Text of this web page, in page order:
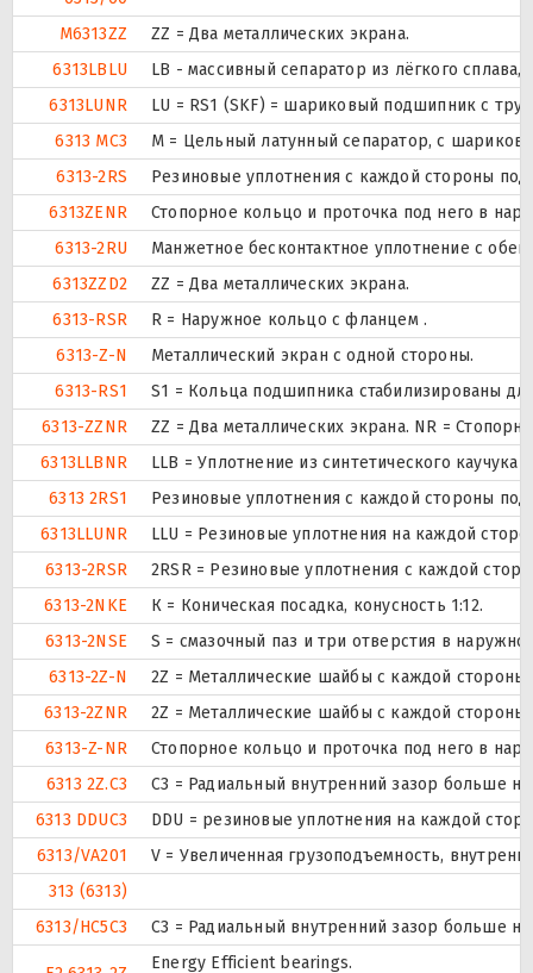
M6313ZZ
ZZ = Два металлических экрана.
6313LBLU
LB - массивный сепаратор из лёгкого
6313LUNR
LU = RS1 (SKF) = шариковый подшипник с
6313 MC3
M = Цельный латунный сепаратор, с
6313-2RS
Резиновые уплотнения с каждой стороны
6313ZENR
Стопорное кольцо и проточка под него в
6313-2RU
Манжетное бесконтактное уплотнение с
6313ZZD2
ZZ = Два металлических экрана.
6313-RSR
R = Наружное кольцо с фланцем .
6313-Z-N
Металлический экран с одной стороны.
6313-RS1
S1 = Кольца подшипника стабилизированы
6313-ZZNR
ZZ = Два металлических экрана. NR =
6313LLBNR
LLB = Уплотнение из синтетического каучука
6313 2RS1
Резиновые уплотнения с каждой стороны
6313LLUNR
LLU = Резиновые уплотнения на каждой
6313-2RSR
2RSR = Резиновые уплотнения с каждой
6313-2NKE
К = Коническая посадка, конусность 1:12.
6313-2NSE
S = смазочный паз и три отверстия в
6313-2Z-N
2Z = Металлические шайбы с каждой
6313-2ZNR
2Z = Металлические шайбы с каждой
6313-Z-NR
Стопорное кольцо и проточка под него в
6313 2Z.C3
C3 = Радиальный внутренний зазор больше
6313 DDUC3
DDU = резиновые уплотнения на каждой
6313/VA201
V = Увеличенная грузоподъемность,
313 (6313)
6313/HC5C3
C3 = Радиальный внутренний зазор больше
Energy Efficient bearings.